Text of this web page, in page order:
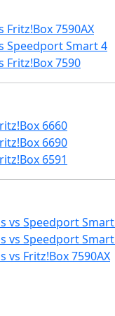
Fritz!Box 7590AX
Speedport Smart 4
Fritz!Box 7590
6660
6690
6591
vs Speedport
vs Speedport
vs Fritz!Box 7590AX